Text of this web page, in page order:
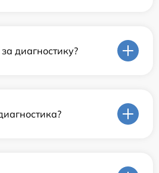
диагностику?